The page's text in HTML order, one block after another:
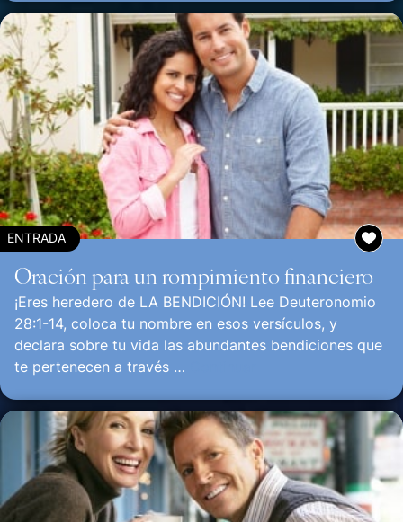
ENTRADA
Oración para un rompimiento financiero
¡Eres heredero de LA BENDICIÓN! Lee Deuteronomio
28:1-14, coloca tu nombre en esos versículos, y
declara sobre tu vida las abundantes bendiciones que
te pertenecen a través …